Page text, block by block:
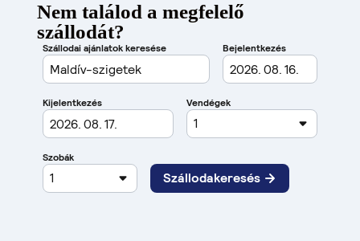
Nem találod a megfelelő
szállodát?